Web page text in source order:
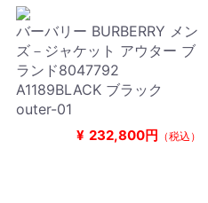
バーバリー BURBERRY メン
ズ－ジャケット アウター ブ
ランド8047792
A1189BLACK ブラック
outer-01
¥ 232,800円 （税込）